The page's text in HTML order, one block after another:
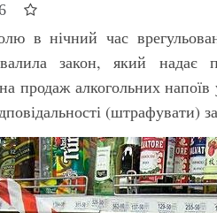
в нічний час
закон, який надає
продаж алкогольних